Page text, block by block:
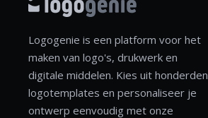
Logogenie is een platform voor het
maken van logo's, drukwerk en
digitale middelen. Kies uit honderden
logotemplates en personaliseer je
ontwerp eenvoudig met onze